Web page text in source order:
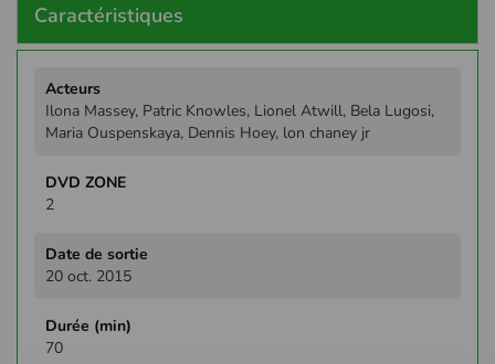
Caractéristiques
d'infos
Ilona Massey, Patric Knowles, Lionel Atwill, Bela Lugosi,
Maria Ouspenskaya, Dennis Hoey, lon chaney jr
2
20 oct. 2015
70